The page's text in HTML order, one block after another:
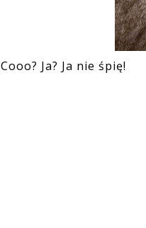
Cooo? Ja? Ja nie śpię!